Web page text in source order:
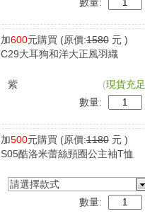
加600元購買 (原價:1580元 )
C29大耳狗和洋大正風羽織
紫 (現貨充足
數量:
加500元購買 (原價:1180元 )
S05酷洛米蕾絲頸圈公主袖T恤
請選擇款式
數量: